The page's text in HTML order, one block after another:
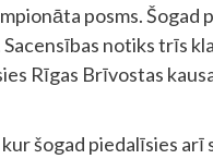
posms.
notiks trīs
Rīgas Brīvostas
šogad piedalīsies